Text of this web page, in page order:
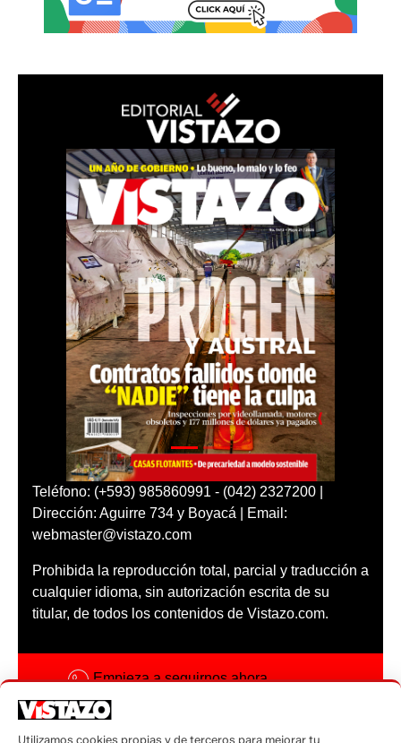
Teléfono: (+593) 985860991 - (042) 2327200 |
Dirección: Aguirre 734 y Boyacá | Email:
webmaster@vistazo.com
Prohibida la reproducción total, parcial y traducción a
cualquier idioma, sin autorización escrita de su
titular, de todos los contenidos de Vistazo.com.
Empieza a seguirnos ahora
Utilizamos cookies propias y de terceros para mejorar tu